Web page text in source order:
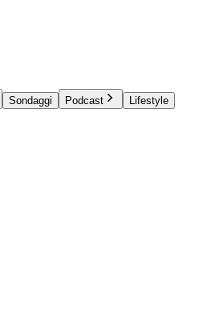
Sondaggi Podcast
Lifestyle